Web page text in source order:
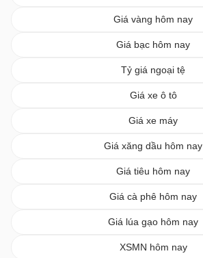
Giá vàng hôm nay
Giá bạc hôm nay
Tỷ giá ngoại tệ
Giá xe ô tô
Giá xe máy
Giá xăng dầu hôm nay
Giá tiêu hôm nay
Giá cà phê hôm nay
Giá lúa gạo hôm nay
XSMN hôm nay